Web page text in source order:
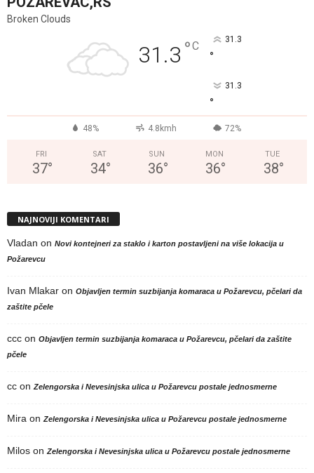
Broken Clouds
31.3 °C 31.3
°
31.3
°
48% 4.8kmh 72%
FRI
37°
SAT
34°
SUN
36°
MON
36°
TUE
38°
NAJNOVIJI KOMENTARI
Vladan on Novi kontejneri za staklo i karton postavljeni na više lokacija u
Požarevcu
Ivan Mlakar on Objavljen termin suzbijanja komaraca u Požarevcu, pčelari da
zaštite pčele
ccc on Objavljen termin suzbijanja komaraca u Požarevcu, pčelari da zaštite
pčele
cc onZelengorska i Nevesinjska ulica u Požarevcu postale jednosmerne
Mira onZelengorska i Nevesinjska ulica u Požarevcu postale jednosmerne
Milos onZelengorska i Nevesinjska ulica u Požarevcu postale jednosmerne